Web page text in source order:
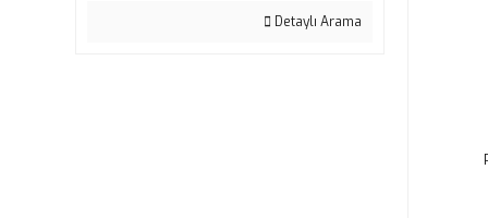
Detaylı Arama